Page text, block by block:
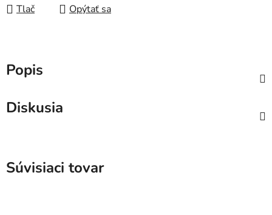
Tlač Opýtať sa
Popis
Diskusia
Súvisiaci tovar